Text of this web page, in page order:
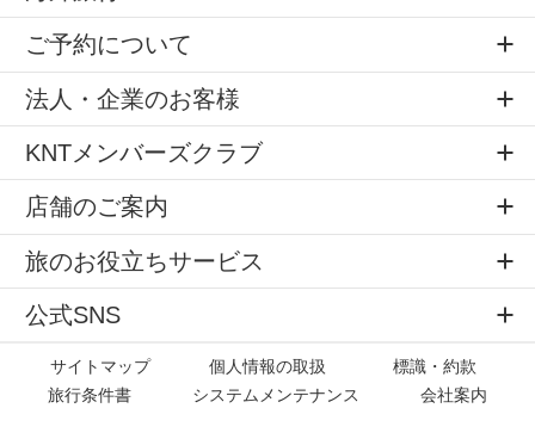
ご予約について
法人・企業のお客様
KNTメンバーズクラブ
店舗のご案内
旅のお役立ちサービス
公式SNS
サイトマップ 個人情報の取扱
標識・約款
旅行条件書
システムメンテナンス 会社案内